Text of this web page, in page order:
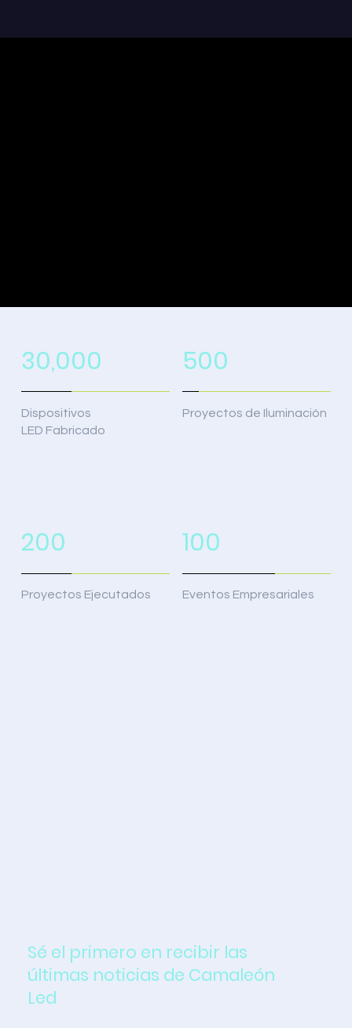
30,000
Dispositivos
LED Fabricado
500
Proyectos de Iluminación
200
Proyectos Ejecutados
100
Eventos Empresariales
Sé el primero en recibir las
últimas noticias de Camaleón
Led